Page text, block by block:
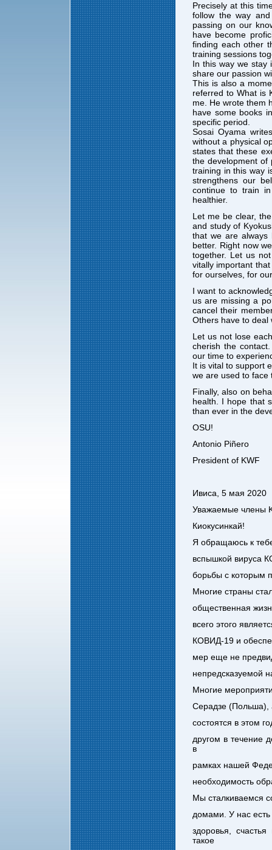
Precisely at this
follow the way
passing on our
have become
finding each other
training sessions
In this way we stay
share our passion
This is also a
referred to What is
me. He wrote them
have some books
specific period.
Sosai Oyama
without a physical
states that these
the development of
training in this way
strengthens our
continue to train
healthier.
Let me be clear,
and study of
that we are always
better. Right now
together. Let us
vitally important
for ourselves, for
I want to
us are missing a
cancel their
Others have to deal
Let us not lose
cherish the
our time to
It is vital to support
we are used to face
Finally, also on
health. I hope that
than ever in the
OSU!
Antonio Piñero
President of KWF
Ивиса, 5 мая 2020
Уважаемые члены
Киокусинкай!
Я обращаюсь к
вспышкой вируса
борьбы с которым
Многие страны
общественная
всего этого
КОВИД-19 и
мер еще не
непредсказуемой
Многие
Серадзе (Польша),
состоятся в этом
другом в течение
в
рамках нашей
необходимость
Мы сталкиваемся
домами. У нас
здоровья,
такое